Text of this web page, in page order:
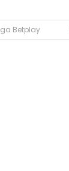
Betplay